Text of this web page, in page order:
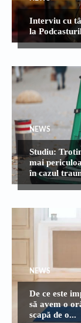
Interviu cu
la
NEWS
Studiu:
mai
în cazul
NEWS
De ce este
să avem o
scapă de o...